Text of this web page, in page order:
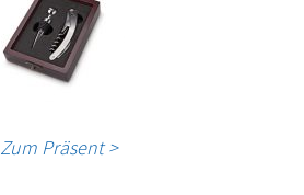
Zum Präsent >